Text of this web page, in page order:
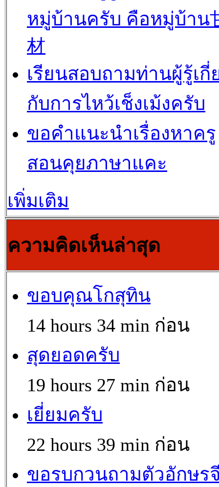
หมู่บ้านครับ คือหมู่บ้าน
材
เรียนสอบถามท่านผู้รู้เกี่
กับการไหว้เช็งเม้งครับ
ขอคำแนะนำเรื่องหาครู
สอนคุยภาษาแคะ
เพิ่มเติม
ความคิดเห็นล่าสุด
ขอบคุณโกสุทิน
14 hours 34 min ก่อน
สุดยอดครับ
19 hours 27 min ก่อน
เยี่ยมครับ
22 hours 39 min ก่อน
ขอรบกวนถามตัวอักษร